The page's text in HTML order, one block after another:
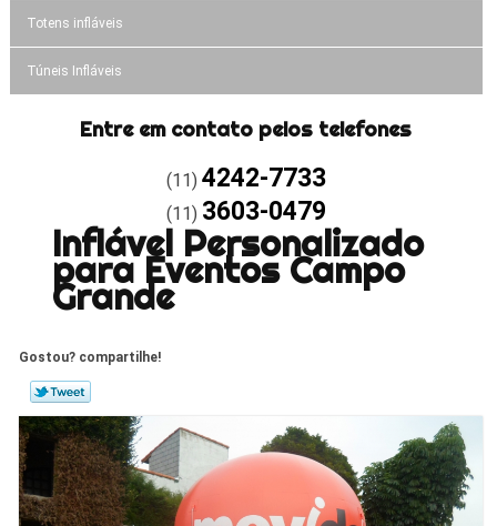
Totens infláveis
Túneis Infláveis
Entre em contato pelos telefones
(11) 4242-7733
(11) 3603-0479
Inflável Personalizado
para Eventos Campo
Grande
Gostou? compartilhe!